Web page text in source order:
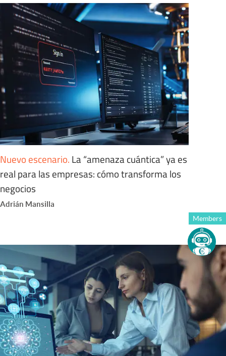
Nuevo escenario. La “amenaza cuántica” ya es
real para las empresas: cómo transforma los
negocios
Adrián Mansilla
Members